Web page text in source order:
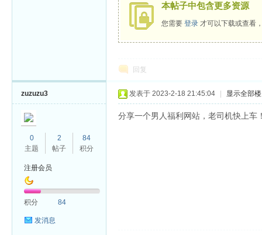
本帖子中包含更多资源
您需要登录 才可以下载或查看
回复
zuzuzu3
0
主题
2
帖子
84
积分
注册会员
积分 84
发消息
发表于 2023-2-18 21:45:04 显示全部
分享一个男人福利网站，老司机快上车